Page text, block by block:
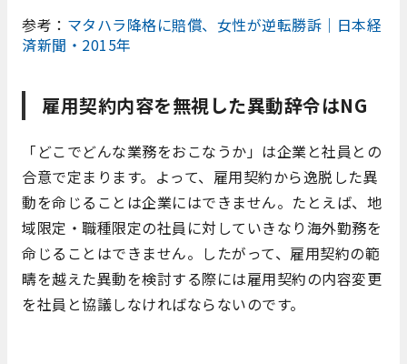
参考： マタハラ降格に賠償、女性が逆転勝訴｜日本経
済新聞・2015年
雇用契約内容を無視した異動辞令はNG
「どこでどんな業務をおこなうか」は企業と社員との
合意で定まります。よって、雇用契約から逸脱した異
動を命じることは企業にはできません。たとえば、地
域限定・職種限定の社員に対していきなり海外勤務を
命じることはできません。したがって、雇用契約の範
疇を越えた異動を検討する際には雇用契約の内容変更
を社員と協議しなければならないのです。